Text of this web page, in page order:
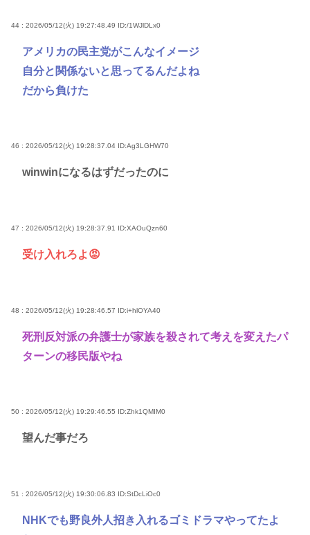
44 : 2026/05/12(火) 19:27:48.49 ID:/1WJlDLx0
アメリカの民主党がこんなイメージ
自分と関係ないと思ってるんだよね
だから負けた
46 : 2026/05/12(火) 19:28:37.04 ID:Ag3LGHW70
winwinになるはずだったのに
47 : 2026/05/12(火) 19:28:37.91 ID:XAOuQzn60
受け入れろよ😡
48 : 2026/05/12(火) 19:28:46.57 ID:i+hlOYA40
死刑反対派の弁護士が家族を殺されて考えを変えたパ
ターンの移民版やね
50 : 2026/05/12(火) 19:29:46.55 ID:Zhk1QMIM0
望んだ事だろ
51 : 2026/05/12(火) 19:30:06.83 ID:StDcLiOc0
NHKでも野良外人招き入れるゴミドラマやってたよ